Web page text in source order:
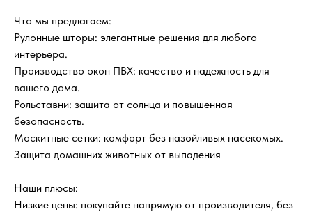
Что мы предлагаем:
Рулонные шторы: элегантные решения для любого
интерьера.
Производство окон ПВХ: качество и надежность для
вашего дома.
Рольставни: защита от солнца и повышенная
безопасность.
Москитные сетки: комфорт без назойливых насекомых.
Защита домашних животных от выпадения
Наши плюсы:
Низкие цены: покупайте напрямую от производителя, без